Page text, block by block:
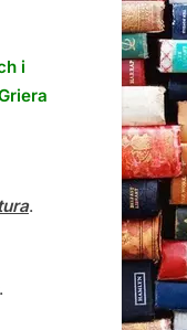
i
.
.